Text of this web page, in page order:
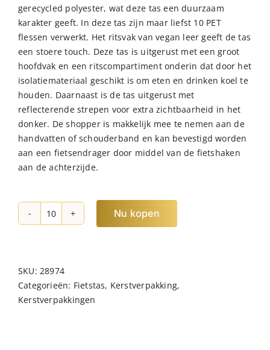
gerecycled polyester, wat deze tas een duurzaam
karakter geeft. In deze tas zijn maar liefst 10 PET
flessen verwerkt. Het ritsvak van vegan leer geeft de tas
een stoere touch. Deze tas is uitgerust met een groot
hoofdvak en een ritscompartiment onderin dat door het
isolatiemateriaal geschikt is om eten en drinken koel te
houden. Daarnaast is de tas uitgerust met
reflecterende strepen voor extra zichtbaarheid in het
donker. De shopper is makkelijk mee te nemen aan de
handvatten of schouderband en kan bevestigd worden
aan een fietsendrager door middel van de fietshaken
aan de achterzijde.
NORLÄNDER
Met
Koelvak
RPET
Nu kopen
SKU:28974
Categorieën: Fietstas, Kerstverpakking,
Kerstverpakkingen